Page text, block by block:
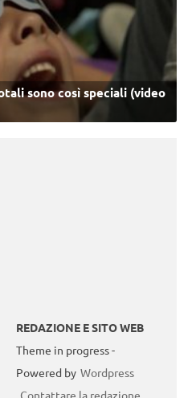
sono così speciali (video
REDAZIONE E SITO WEB
Theme in progress -
Powered by Wordpress
Contattare la redazione